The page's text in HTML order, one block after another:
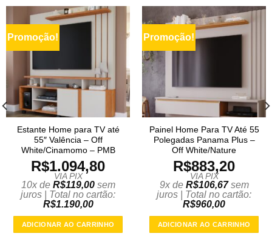
Promoção!
Estante Home para TV até
55″ Valência – Off
White/Cinamomo – PMB
R$1.094,80
VIA PIX
10x de R$119,00sem
juros | Total no cartão:
R$1.190,00
ADICIONAR AO CARRINHO
Promoção!
Painel Home Para TV Até 55
Polegadas Panama Plus –
Off White/Nature
R$883,20
VIA PIX
9x de R$106,67sem
juros | Total no cartão:
R$960,00
ADICIONAR AO CARRINHO